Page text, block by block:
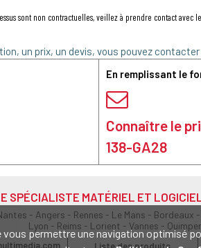
permettre une navigation optimisé
sont non contractuelles, veillez à prendre contact avec
un prix, un devis, vous pouvez
En remplissant le
Connaître le
138-GA28
SPÉCIALISTE MATÉRIEL ET
- Angers - Rennes - Le Mans - Bordeaux
Lyon - Reims - Lorient - Vannes -